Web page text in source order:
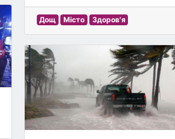
Дощ Місто Здоров'я